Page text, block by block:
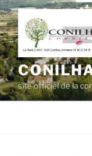
Aller
au
contenu
principal
site officiel de la